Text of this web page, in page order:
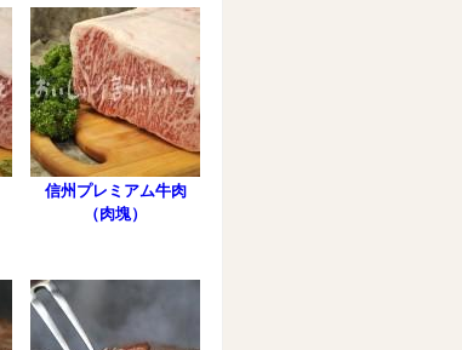
信州プレミアム牛肉
（肉塊）